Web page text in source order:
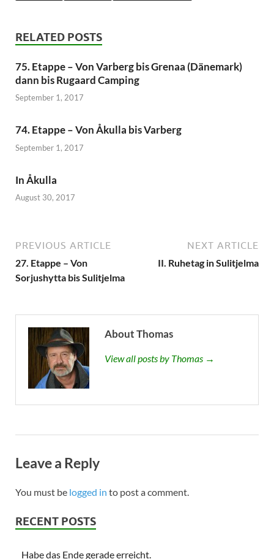
RELATED POSTS
75. Etappe – Von Varberg bis Grenaa (Dänemark)
dann bis Rugaard Camping
September 1, 2017
74. Etappe – Von Åkulla bis Varberg
September 1, 2017
In Åkulla
August 30, 2017
PREVIOUS ARTICLE
27. Etappe – Von
Sorjushytta bis Sulitjelma
NEXT ARTICLE
II. Ruhetag in Sulitjelma
About Thomas
View all posts by Thomas →
Leave a Reply
You must be logged in to post a comment.
RECENT POSTS
Habe das Ende gerade erreicht.